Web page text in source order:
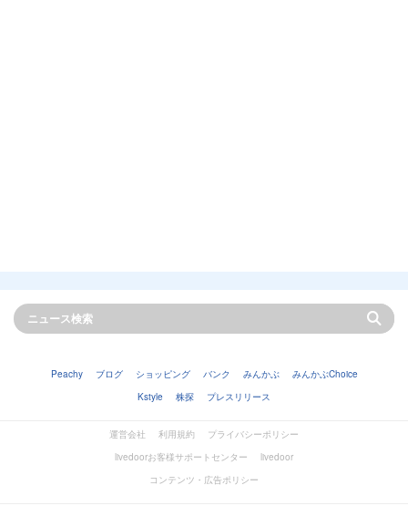
Peachy ブログ ショッピング バンク みんかぶ
みんかぶChoice
Kstyle
株探 プレスリリース
運営会社 利用規約
プライバシーポリシー
livedoorお客様サポートセンター
livedoor
コンテンツ・広告ポリシー